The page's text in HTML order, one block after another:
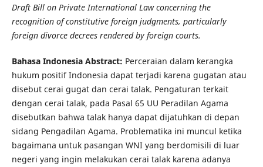
Draft Bill on Private International Law concerning the
recognition of constitutive foreign judgments, particularly
foreign divorce decrees rendered by foreign courts.
Bahasa Indonesia Abstract: Perceraian dalam kerangka
hukum positif Indonesia dapat terjadi karena gugatan atau
disebut cerai gugat dan cerai talak. Pengaturan terkait
dengan cerai talak, pada Pasal 65 UU Peradilan Agama
disebutkan bahwa talak hanya dapat dijatuhkan di depan
sidang Pengadilan Agama. Problematika ini muncul ketika
bagaimana untuk pasangan WNI yang berdomisili di luar
negeri yang ingin melakukan cerai talak karena adanya